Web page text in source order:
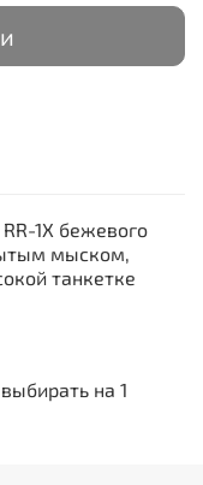
1X бежевого
мыском,
танкетке
на 1